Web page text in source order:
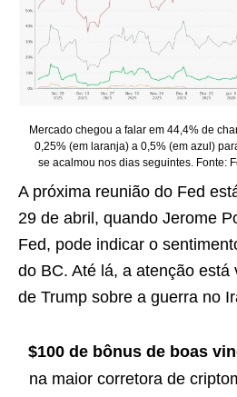
Mercado chegou a falar em 44,4% de
0,25% (em laranja) a 0,5% (em azul)
se acalmou nos dias seguintes. Fonte:
A próxima reunião do Fed
29 de abril, quando Jerome
Fed, pode indicar o
do BC. Até lá, a atenção está
de Trump sobre a guerra no
$100 de bônus de boas
na maior corretora de